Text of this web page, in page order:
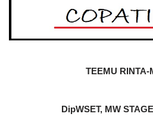
TEEMU RINTA-
DipWSET, MW